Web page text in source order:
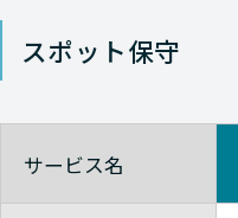
スポット保守
サービス名